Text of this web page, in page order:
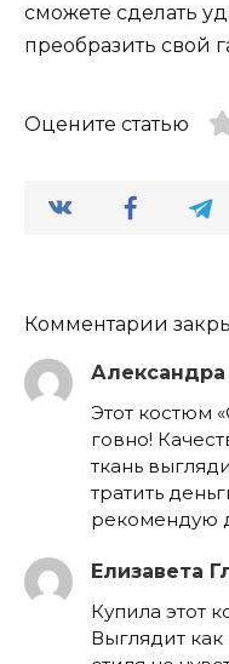
сможете сделать
преобразить свой
Оцените статью
Комментарии
Александра
Этот костюм
говно!
ткань
тратить
рекомендую
Елизавета
Купила этот
Выглядит